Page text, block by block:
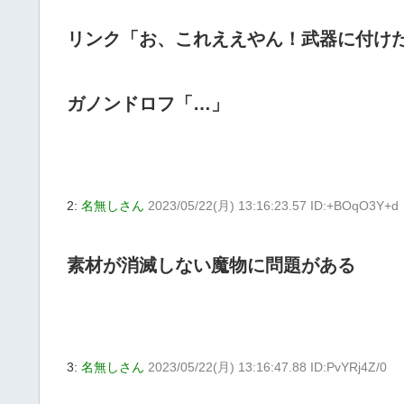
リンク「お、これええやん！武器に付け
ガノンドロフ「…」
2: 名無しさん 2023/05/22(月) 13:16:23.57 ID:+BOqO3Y+d
素材が消滅しない魔物に問題がある
3: 名無しさん 2023/05/22(月) 13:16:47.88 ID:PvYRj4Z/0